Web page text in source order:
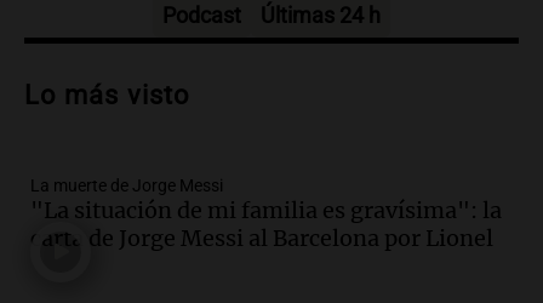
Audio.Trágico accidente en Mendoza:
vehículos desde un puente
Audio.Tragedia en Mendoza: un muerto
y cinco heridos tras caer dos autos desde
un puente
Podcast Últimas 24 h
Lo más visto
La muerte de Jorge Messi
"La situación de mi familia es gravísima": la
carta de Jorge Messi al Barcelona por Lionel